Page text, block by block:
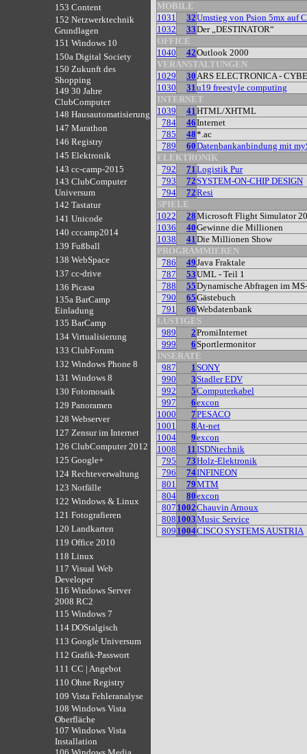
153 Content
152 Netzwerktechnik
Grundlagen
151 Windows 10
150a Digital Society
150 Zukunft des
Shopping
149 30 Jahre
ClubComputer
148 Hausautomatisierung
147 Marathon
146 Registry
145 Elektronik
143 cc-camp-2015
143 ClubComputer
Universum
142 Tastatur
141 Unicode
140 cccamp2014
139 Fußball
138 WebSpace
137 cc-drive
136 Picasa
135a BarCamp
Einladung
135 BarCamp
134 Virtualisierung
133 ClubForum
132 Windows Phone 8
131 Windows 8
130 Fotomosaik
129 Panoramen
128 Webserver
127 Zensur im Internet
126 ClubComputer 2012
125 Google+
124 Rechteverwaltung
123 Notfälle
122 Windows & Linux
121 Fotografieren
120 Landkarten
119 Office 2010
118 Linux
117 Visual Web
Developer
116 Windows Server
2008 RC2
115 Windows 7
114 DOStalgisch
113 Google Universum
112 Grafik-Passwort
111 CC | Angebot
110 Ohne Registry
109 Vista Fehleranalyse
108 Windows Vista
Oberfläche
107 Windows Vista
Installation
MOBILE
1031
32Umstieg von Psion 5mx auf
1032
33Der „DESTINATOR“
OFFICE
1040
42Outlook 2000
VERANSTALTUNGEN
1029
30ARS ELECTRONICA -
1030
31u19 freestyle computing
INTERNET
1039
41HTML/XHTML
784
46Internet
785
48*.ac
789
60Datenbankanbindung mit
ELEKTRONIK
792
71Logistik Pur
793
72SYSTEM-ON-CHIP DESIGN
794
72Resi
SPIELE
1022
28Microsoft Flight Simulator
1036
40Gewinne die Millionen
1038
41Die Millionen Show
PROGRAMMIEREN
786
49Java Fraktale
787
53UML - Teil 1
788
55Dynamische Abfragen im
790
65Gästebuch
791
66Webdatenbank
LUSTIGES
989
2PromiInternet
999
6Sportlermonitor
INSERATE
987
1SONY
990
3Stadler EDV
992
5Computerkabel
997
6excon
1000
7PESACO
1001
8At-net
1004
9excon
1008
11ISDNtechnik
795
73Holz-Elektronik
796
74INFINEON
801
79MTM
804
80excon
807 1002Chauvin Arnoux
808 1003Music Service
809 1004CISCO SYSTEMS AUSTRIA